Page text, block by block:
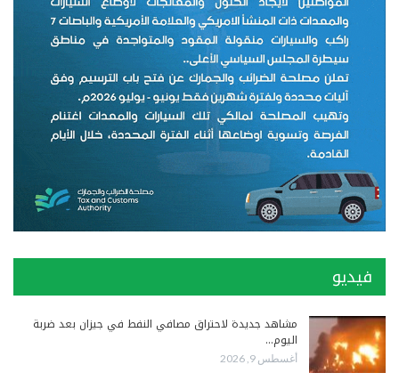
فيديو
مشاهد جديدة لاحتراق مصافي النفط في جيزان بعد ضربة
اليوم…
أغسطس 9, 2026